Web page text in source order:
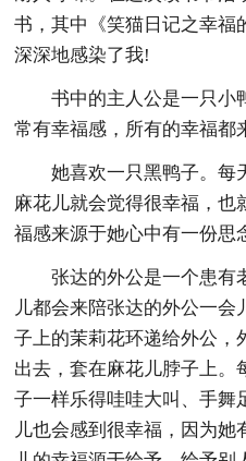
书，其中《笑猫日记之幸福
深深地感染了我!
书中的主人公是一只
常有幸福感，所有的幸福都
她喜欢一只黑鸭子。每
麻花儿就会觉得很幸福，也
福感来源于她心中有一份思
张达的外公是一个患有
儿都会来陪张达的外公一
子上的茉莉花环递给外公，
出去，套在麻花儿脖子上。
子一样乐得哇哇大叫、手舞
儿也会感到很幸福，因为